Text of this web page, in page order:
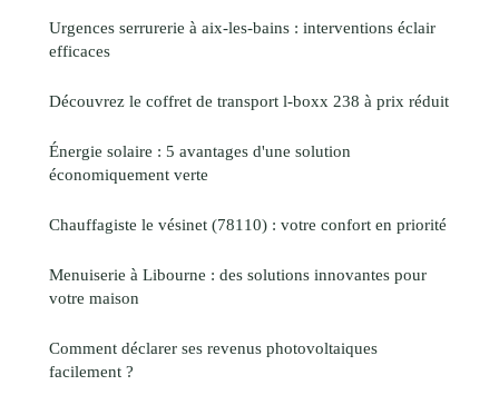
Urgences serrurerie à aix-les-bains : interventions éclair
efficaces
Découvrez le coffret de transport l-boxx 238 à prix réduit
Énergie solaire : 5 avantages d'une solution
économiquement verte
Chauffagiste le vésinet (78110) : votre confort en priorité
Menuiserie à Libourne : des solutions innovantes pour
votre maison
Comment déclarer ses revenus photovoltaiques
facilement ?